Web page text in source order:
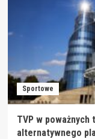
Sportowe
TVP w
alternatywnego